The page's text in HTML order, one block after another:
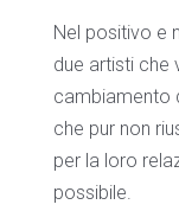
Nel positivo e
due artisti che
cambiamento
che pur non
per la loro
possibile.